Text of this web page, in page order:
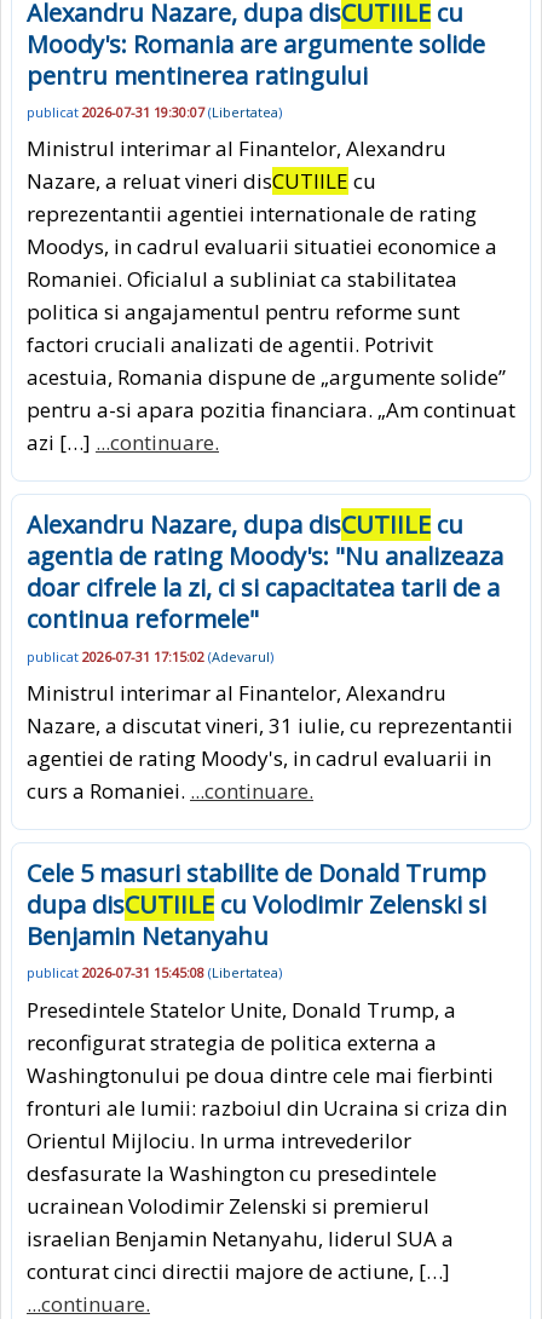
Alexandru Nazare, dupa disCUTIILE cu
Moody's: Romania are argumente solide
pentru mentinerea ratingului
publicat 2026-07-31 19:30:07(Libertatea)
Ministrul interimar al Finantelor, Alexandru
Nazare, a reluat vineri disCUTIILE cu
reprezentantii agentiei internationale de rating
Moodys, in cadrul evaluarii situatiei economice a
Romaniei. Oficialul a subliniat ca stabilitatea
politica si angajamentul pentru reforme sunt
factori cruciali analizati de agentii. Potrivit
acestuia, Romania dispune de „argumente solide”
pentru a-si apara pozitia financiara. „Am continuat
azi […] ...continuare.
Alexandru Nazare, dupa disCUTIILE cu
agentia de rating Moody's: "Nu analizeaza
doar cifrele la zi, ci si capacitatea tarii de a
continua reformele"
publicat 2026-07-31 17:15:02 (Adevarul)
Ministrul interimar al Finantelor, Alexandru
Nazare, a discutat vineri, 31 iulie, cu reprezentantii
agentiei de rating Moody's, in cadrul evaluarii in
curs a Romaniei. ...continuare.
Cele 5 masuri stabilite de Donald Trump
dupa disCUTIILE cu Volodimir Zelenski si
Benjamin Netanyahu
publicat 2026-07-31 15:45:08 (Libertatea)
Presedintele Statelor Unite, Donald Trump, a
reconfigurat strategia de politica externa a
Washingtonului pe doua dintre cele mai fierbinti
fronturi ale lumii: razboiul din Ucraina si criza din
Orientul Mijlociu. In urma intrevederilor
desfasurate la Washington cu presedintele
ucrainean Volodimir Zelenski si premierul
israelian Benjamin Netanyahu, liderul SUA a
conturat cinci directii majore de actiune, […]
...continuare.